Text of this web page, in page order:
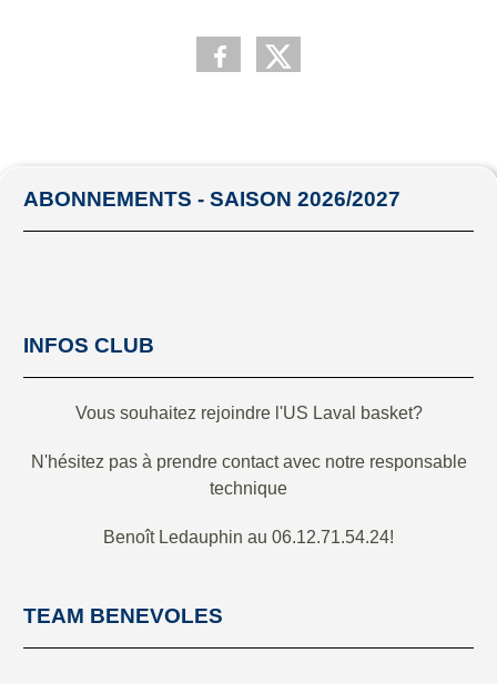
ABONNEMENTS - SAISON 2026/2027
INFOS CLUB
Vous souhaitez rejoindre l'US Laval basket?
N'hésitez pas à prendre contact avec notre responsable
technique
Benoît Ledauphin au 06.12.71.54.24!
TEAM BENEVOLES